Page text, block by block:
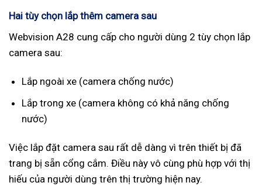
Hai tùy chọn lắp thêm camera sau
Webvision A28 cung cấp cho người dùng 2 tùy chọn lắp
camera sau:
Lắp ngoài xe (camera chống nước)
Lắp trong xe (camera không có khả năng chống
nước)
Việc lắp đặt camera sau rất dễ dàng vì trên thiết bị đã
trang bị sẵn cổng cắm. Điều này vô cùng phù hợp với thị
hiếu của người dùng trên thị trường hiện nay.